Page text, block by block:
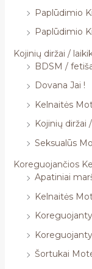
Paplūdimio
Paplūdimio
Kojinių diržai /
BDSM /
Dovana Jai !
Kelnaitės
Kojinių diržai
Seksualūs
Koreguojančios
Apatiniai
Kelnaitės
Šortukai